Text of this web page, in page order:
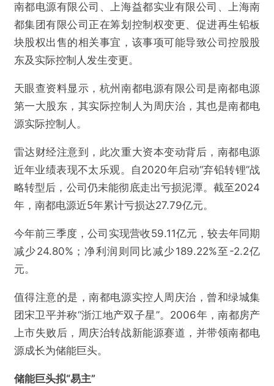
南都电源有限公司、上海益都实业有限公司、上海南
都集团有限公司正在筹划控制权变更、促进再生铅板
块股权出售的相关事宜，该事项可能导致公司控股股
东及实际控制人发生变更。
天眼查资料显示，杭州南都电源有限公司是南都电源
第一大股东，其实际控制人为周庆治，其也是南都电
源实际控制人。
雷达财经注意到，此次重大资本变动背后，南都电源
近年业绩表现不太乐观。自2020年启动“弃铅转锂”战
略转型后，公司仍未能彻底走出亏损泥潭。截至2024
年，南都电源近5年累计亏损达27.79亿元。
今年前三季度，公司实现营收59.11亿元，较去年同期
减少24.80%；净利润则同比减少189.22%至-2.2亿
元。
值得注意的是，南都电源实控人周庆治，曾和绿城集
团宋卫平并称“浙江地产双子星”。2006年，南都房产
上市失败后，周庆治转战新能源赛道，并带领南都电
源成长为储能巨头。
储能巨头拟“易主”